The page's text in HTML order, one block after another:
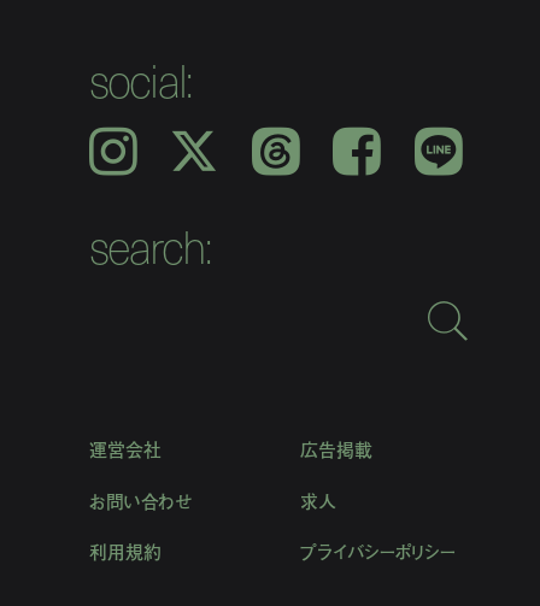
social:
Instagram 𝕏 Threads Facebook LINE
search:
運営会社
広告掲載
お問い合わせ
求人
利用規約 プライバシーポリシー